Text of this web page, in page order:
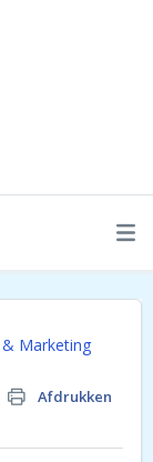
& Marketing
Afdrukken